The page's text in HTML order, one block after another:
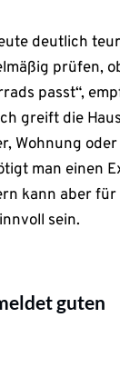
deutlich
prüfen,
passt“,
greift die
Wohnung
man einen
kann aber
sein.
guten